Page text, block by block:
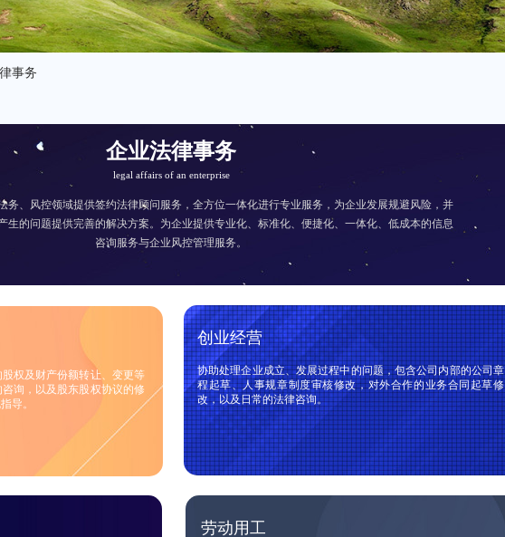
事务
legal affairs of an enterprise
务、风控领域提供签约法律顾问服务，全方位一体化进行专业服务，为企业发展规避风险，并
生的问题提供完善的解决方案。为企业提供专业化、标准化、便捷化、一体化、低成本的信息
咨询服务与企业风控管理服务。
企业法律事务
权及财产份额转让、变更等
询，以及股东股权协议的修
导。
创业经营
协助处理企业成立、发展过程中的问题，包含公司内部的公司章
程起草、人事规章制度审核修改，对外合作的业务合同起草修
改，以及日常的法律咨询。
劳动用工